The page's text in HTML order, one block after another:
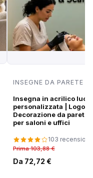
INSEGNE DA PARETE
Insegna in acrilico
personalizzata | Logo
Decorazione da parete
per saloni e uffici
103 recensioni
Prima 103,88 €
Da 72,72 €